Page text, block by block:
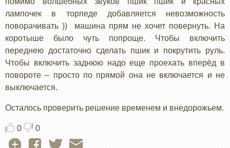
лампочек в торпеде добавляется невозможность
поворачивать )) машина прям не хочет повернуть. На
коротыше было чуть попроще. Чтобы включить
переднею достаточно сделать пшик и покрутить руль.
Чтобы включить заднюю надо еще проехать вперёд в
повороте – просто по прямой она не включается и не
выключается.
Осталось проверить решение временем и внедорожьем.
0 0